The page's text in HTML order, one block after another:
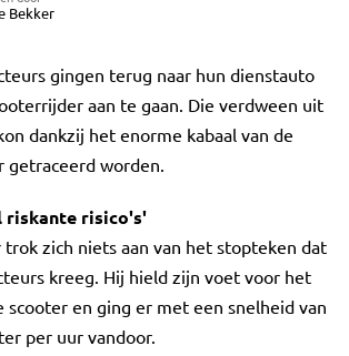
Bekker
gingen terug naar hun dienstauto
aan te gaan. Die verdween uit
dankzij het enorme kabaal van de
getraceerd worden.
riskante risico's'
zich niets aan van het stopteken dat
kreeg. Hij hield zijn voet voor het
scooter en ging er met een snelheid van
per uur vandoor.